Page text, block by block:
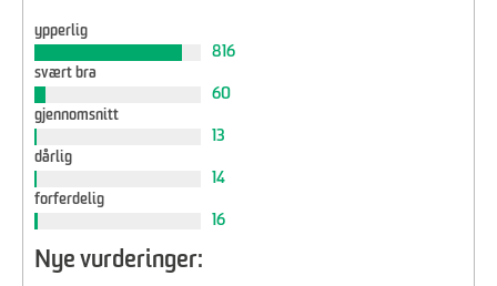
ypperlig
816
svært bra
60
gjennomsnitt
13
dårlig
14
forferdelig
16
Nye vurderinger: